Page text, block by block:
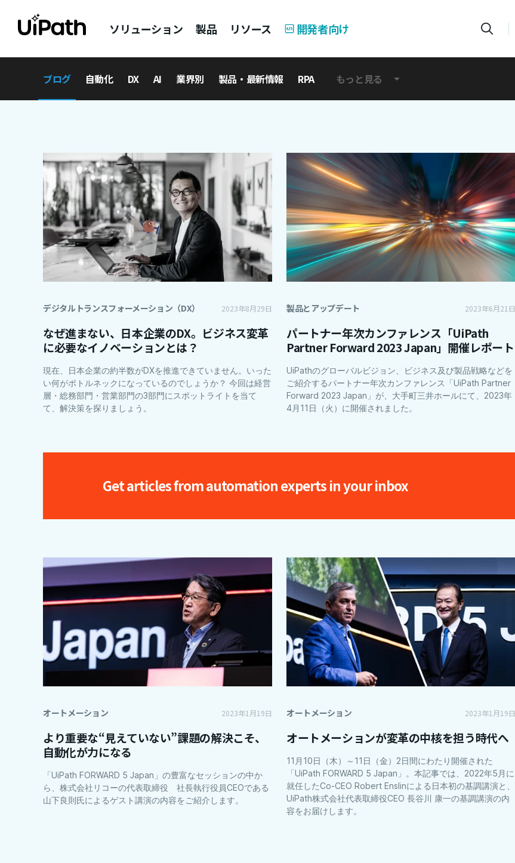
ソリューション 製品 リソース 開発者向け
ブログ 自動化 DX AI 業界別 製品・最新情報 RPA もっと見る
デジタルトランスフォーメーション（DX） 2023年8月29日
なぜ進まない、日本企業のDX。ビジネス変革
に必要なイノベーションとは？
現在、日本企業の約半数がDXを推進できていません。いった
い何がボトルネックになっているのでしょうか？ 今回は経営
層・総務部門・営業部門の3部門にスポットライトを当て
て、解決策を探りましょう。
製品とアップデート 2023年6月21日
パートナー年次カンファレンス「UiPath
Partner Forward 2023 Japan」開催レポート
UiPathのグローバルビジョン、ビジネス及び製品戦略などを
ご紹介するパートナー年次カンファレンス「UiPath Partner
Forward 2023 Japan」が、大手町三井ホールにて、2023年
4月11日（火）に開催されました。
オートメーション 2023年1月19日
より重要な“見えていない”課題の解決こそ、
自動化が力になる
「UiPath FORWARD 5 Japan」の豊富なセッションの中か
ら、株式会社リコーの代表取締役 社長執行役員CEOである
山下良則氏によるゲスト講演の内容をご紹介します。
オートメーション 2023年1月19日
オートメーションが変革の中核を担う時代へ
11月10日（木）～11日（金）2日間にわたり開催された
「UiPath FORWARD 5 Japan」。本記事では、2022年5月に
就任したCo-CEO Robert Enslinによる日本初の基調講演と、
UiPath株式会社代表取締役CEO 長谷川 康一の基調講演の内
容をお届けします。
Get articles from automation experts in your inbox